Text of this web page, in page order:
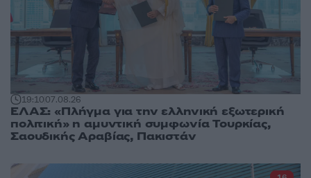
19:1007.08.26
ΕΛΑΣ: «Πλήγμα για την ελληνική εξωτερική
πολιτική» η αμυντική συμφωνία Τουρκίας,
Σαουδικής Αραβίας, Πακιστάν